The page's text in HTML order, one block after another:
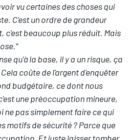
vu certaines des choses qui
C'est un ordre de grandeur
c'est beaucoup plus réduit. Mais
qu'à la base, il y a un risque, ça
coûte de l'argent d'enquêter
budgétaire, ce dont nous
une préoccupation mineure,
ne pas simplement faire ce qui
motifs de sécurité ? Parce que